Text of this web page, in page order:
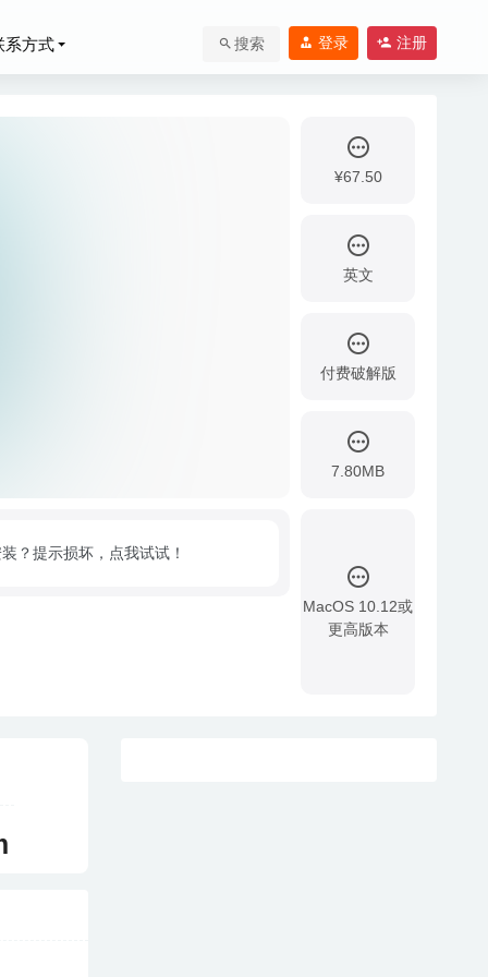
方式 搜索 登录 注册
¥67.50
英文
付费破解版
7.80MB
MacOS 10.12或
更高版本
？提示损坏，点我试试！